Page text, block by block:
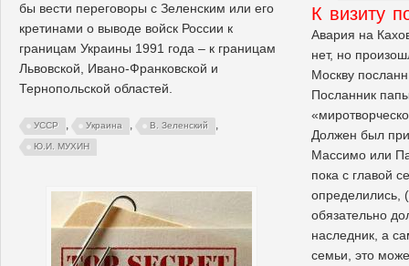
бы вести переговоры с Зеленским или его
кретинами о выводе войск России к
границам Украины 1991 года – к границам
Львовской, Ивано-Франковской и
Тернопольской областей.
УССР , Украина , В. Зеленский ,
Ю.И. МУХИН
К визиту
Авария на
нет, но
Москву
Посланник
Должен был
Массимо или
пока с главой
определились,
обязательно
наследник, а
семьи, это